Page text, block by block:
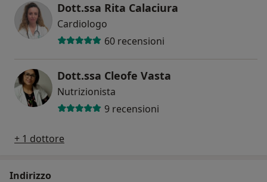
Dott.ssa Rita Calaciura
Cardiologo
60 recensioni
Dott.ssa Cleofe Vasta
Nutrizionista
9 recensioni
+ 1 dottore
Indirizzo